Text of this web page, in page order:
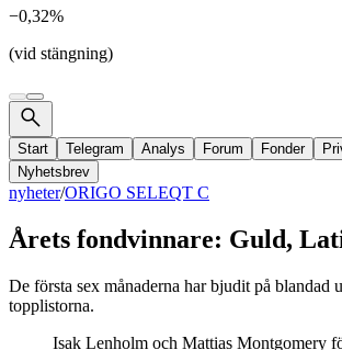
−0,32%
(vid stängning)
Start Telegram Analys Forum Fonder
Nyhetsbrev
nyheter/ORIGO SELEQT C
Årets fondvinnare: Guld,
De första sex månaderna har bjudit på
topplistorna.
Isak Lenholm och Mattias Montgomery